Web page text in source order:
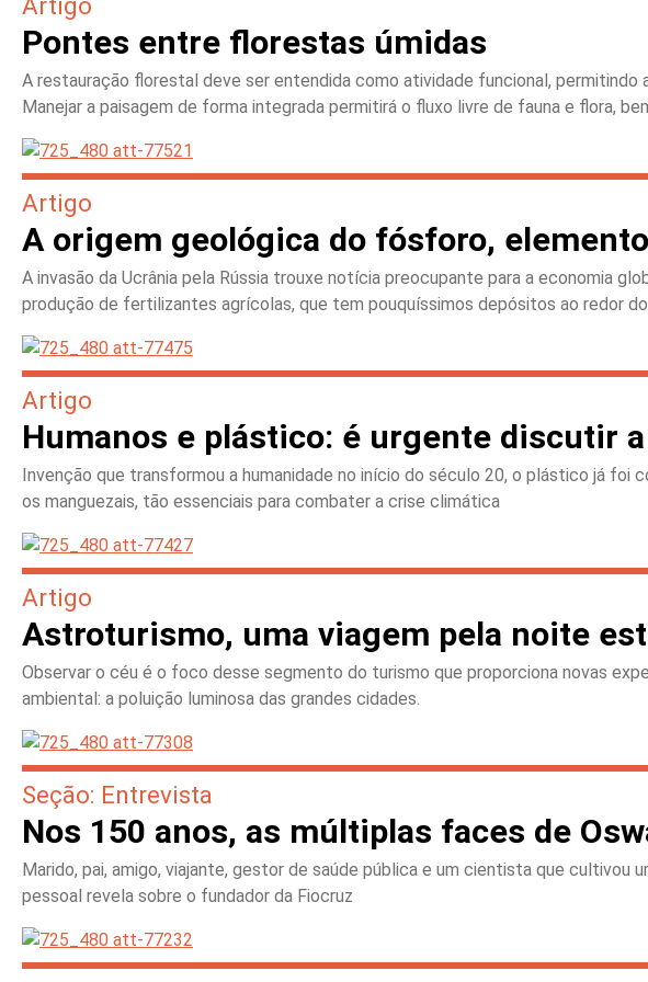
Pontes entre florestas úmidas
A restauração florestal deve ser entendida como atividade funcional,
Manejar a paisagem de forma integrada permitirá o fluxo livre de fauna e flora,
Artigo
A origem geológica do fósforo,
A invasão da Ucrânia pela Rússia trouxe notícia preocupante para a economia
produção de fertilizantes agrícolas, que tem pouquíssimos depósitos ao redor
Artigo
Humanos e plástico: é urgente discutir
Invenção que transformou a humanidade no início do século 20, o plástico já foi
os manguezais, tão essenciais para combater a crise climática
Artigo
Astroturismo, uma viagem pela noite
Observar o céu é o foco desse segmento do turismo que proporciona novas
ambiental: a poluição luminosa das grandes cidades.
Seção: Entrevista
Nos 150 anos, as múltiplas faces de
Marido, pai, amigo, viajante, gestor de saúde pública e um cientista que cultivou
pessoal revela sobre o fundador da Fiocruz